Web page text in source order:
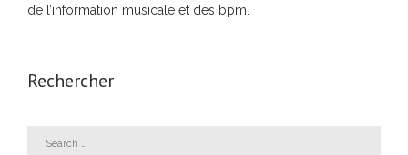
de l’information musicale et des bpm.
Rechercher